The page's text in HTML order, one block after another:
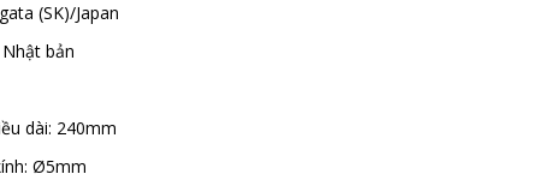
(SK)/Japan
bản
dài: 240mm
Ø5mm